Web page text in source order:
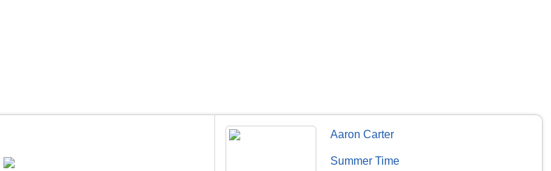
Aaron Carter
Summer Time